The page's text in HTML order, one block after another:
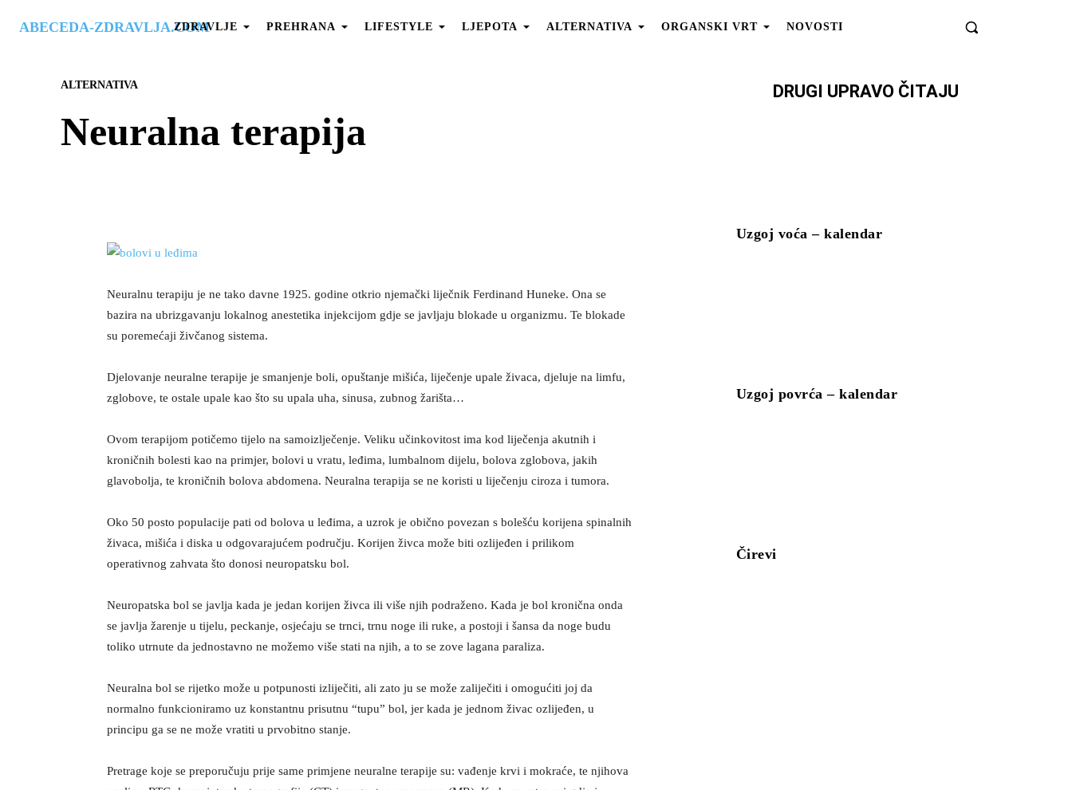
ABECEDA-ZDRAVLJA.COM
ZDRAVLJE PREHRANA LIFESTYLE LJEPOTA ALTERNATIVA ORGANSKI VRT NOVOSTI
ALTERNATIVA
Neuralna terapija
Neuralnu terapiju je ne tako davne 1925. godine otkrio njemački liječnik Ferdinand Huneke. Ona se
bazira na ubrizgavanju lokalnog anestetika injekcijom gdje se javljaju blokade u organizmu. Te blokade
su poremećaji živčanog sistema.
Djelovanje neuralne terapije je smanjenje boli, opuštanje mišića, liječenje upale živaca, djeluje na limfu,
zglobove, te ostale upale kao što su upala uha, sinusa, zubnog žarišta…
Ovom terapijom potičemo tijelo na samoizlječenje. Veliku učinkovitost ima kod liječenja akutnih i
kroničnih bolesti kao na primjer, bolovi u vratu, leđima, lumbalnom dijelu, bolova zglobova, jakih
glavobolja, te kroničnih bolova abdomena. Neuralna terapija se ne koristi u liječenju ciroza i tumora.
Oko 50 posto populacije pati od bolova u leđima, a uzrok je obično povezan s bolešću korijena spinalnih
živaca, mišića i diska u odgovarajućem području. Korijen živca može biti ozlijeđen i prilikom
operativnog zahvata što donosi neuropatsku bol.
Neuropatska bol se javlja kada je jedan korijen živca ili više njih podraženo. Kada je bol kronična onda
se javlja žarenje u tijelu, peckanje, osjećaju se trnci, trnu noge ili ruke, a postoji i šansa da noge budu
toliko utrnute da jednostavno ne možemo više stati na njih, a to se zove lagana paraliza.
Neuralna bol se rijetko može u potpunosti izliječiti, ali zato ju se može zaliječiti i omogućiti joj da
normalno funkcioniramo uz konstantnu prisutnu “tupu” bol, jer kada je jednom živac ozlijeđen, u
principu ga se ne može vratiti u prvobitno stanje.
Pretrage koje se preporučuju prije same primjene neuralne terapije su: vađenje krvi i mokraće, te njihova
DRUGI UPRAVO ČITAJU
Uzgoj voća – kalendar
Uzgoj povrća – kalendar
Čirevi